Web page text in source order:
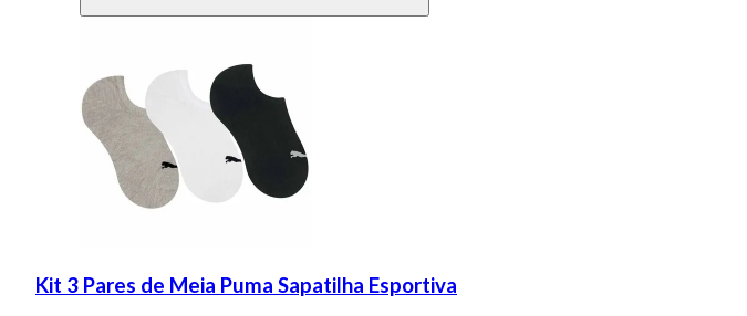
Kit 3 Pares de Meia Puma Sapatilha Esportiva